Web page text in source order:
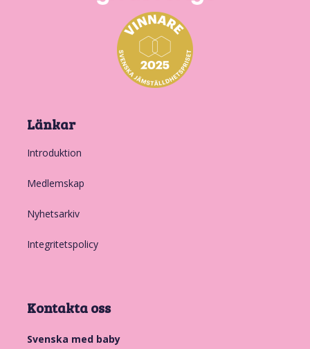
Länkar
Introduktion
Medlemskap
Nyhetsarkiv
Integritetspolicy
Kontakta oss
Svenska med baby